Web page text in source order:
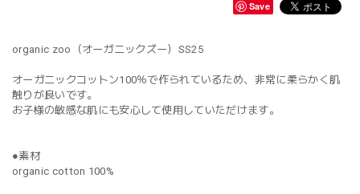
Save
organic zoo（オーガニックズー）SS25
オーガニックコットン100％で作られているため、非常に柔らかく肌
触りが良いです。
お子様の敏感な肌にも安心して使用していただけます。
●素材
organic cotton 100%